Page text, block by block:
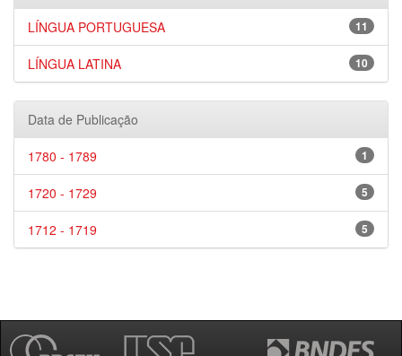
11
LÍNGUA PORTUGUESA
10
LÍNGUA LATINA
Data de Publicação
1
1780 - 1789
5
1720 - 1729
5
1712 - 1719